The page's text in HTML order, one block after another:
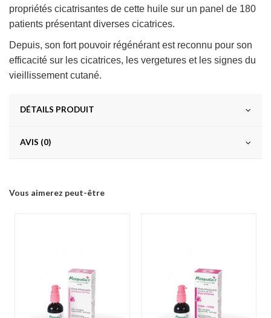
propriétés cicatrisantes de cette huile sur un panel de 180
patients présentant diverses cicatrices.
Depuis, son fort pouvoir régénérant est reconnu pour son
efficacité sur les cicatrices, les vergetures et les signes du
vieillissement cutané.
DÉTAILS PRODUIT
AVIS (0)
Vous aimerez peut-être